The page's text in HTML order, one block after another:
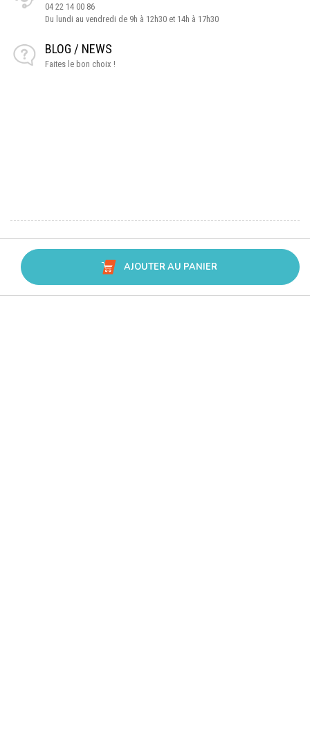
AJOUTER AU PANIER
04 22 14 00 86
Du lundi au vendredi de 9h à 12h30 et 14h à 17h30
BLOG / NEWS
Faites le bon choix !